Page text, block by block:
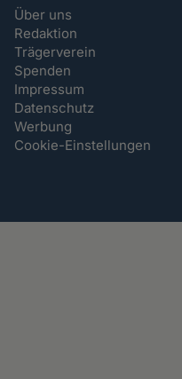
Über uns
Redaktion
Trägerverein
Spenden
Impressum
Datenschutz
Werbung
Cookie-Einstellungen